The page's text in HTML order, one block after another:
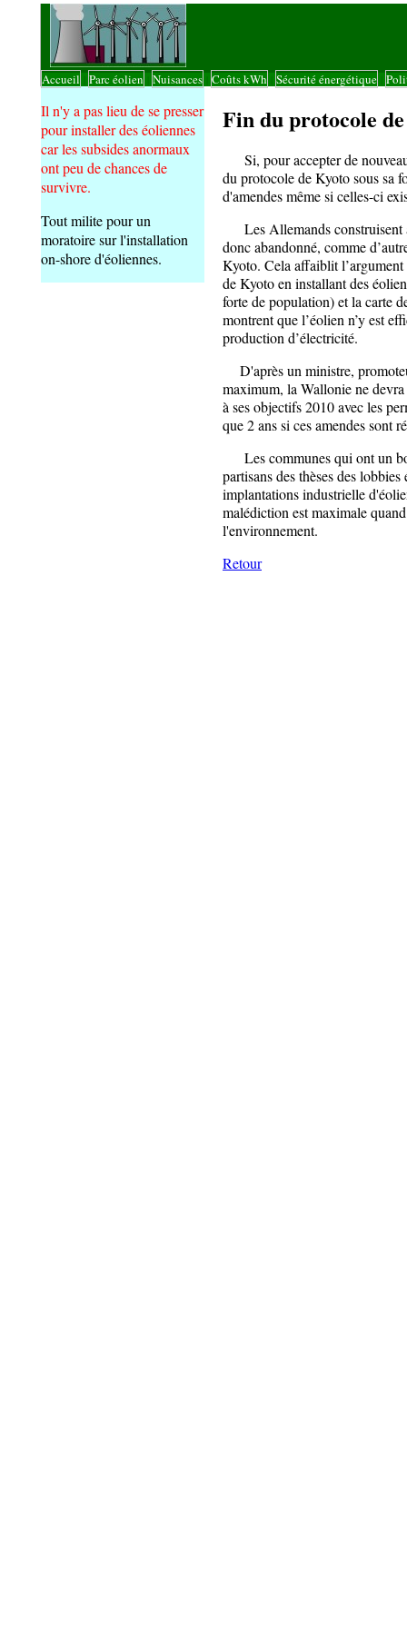
Accueil Parc éolien Nuisances Coûts kWh Sécurité énergétique
Il n'y a pas lieu de se presser
pour installer des éoliennes
car les subsides anormaux
ont peu de chances de
survivre.
Tout milite pour un
moratoire sur l'installation
on-shore d'éoliennes.
Fin du protocole
Si, pour accepter de
du protocole de Kyoto sous sa
d'amendes même si celles-ci
Les Allemands construisent
donc abandonné, comme
Kyoto. Cela affaiblit
de Kyoto en installant des
forte de population) et la carte
montrent que l’éolien n’y est
production d’électricité.
D'après un ministre,
maximum, la Wallonie ne
à ses objectifs 2010 avec les
que 2 ans si ces amendes sont
Les communes qui ont un
partisans des thèses des
implantations industrielle
malédiction est maximale
l'environnement.
Retour